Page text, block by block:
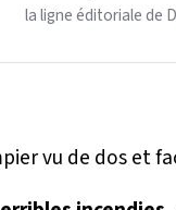
la ligne éditoriale de